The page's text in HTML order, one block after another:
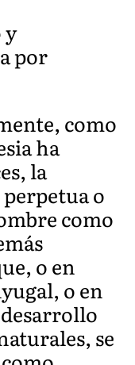
y
por
como
ha
la
o
como
o en
o en
se